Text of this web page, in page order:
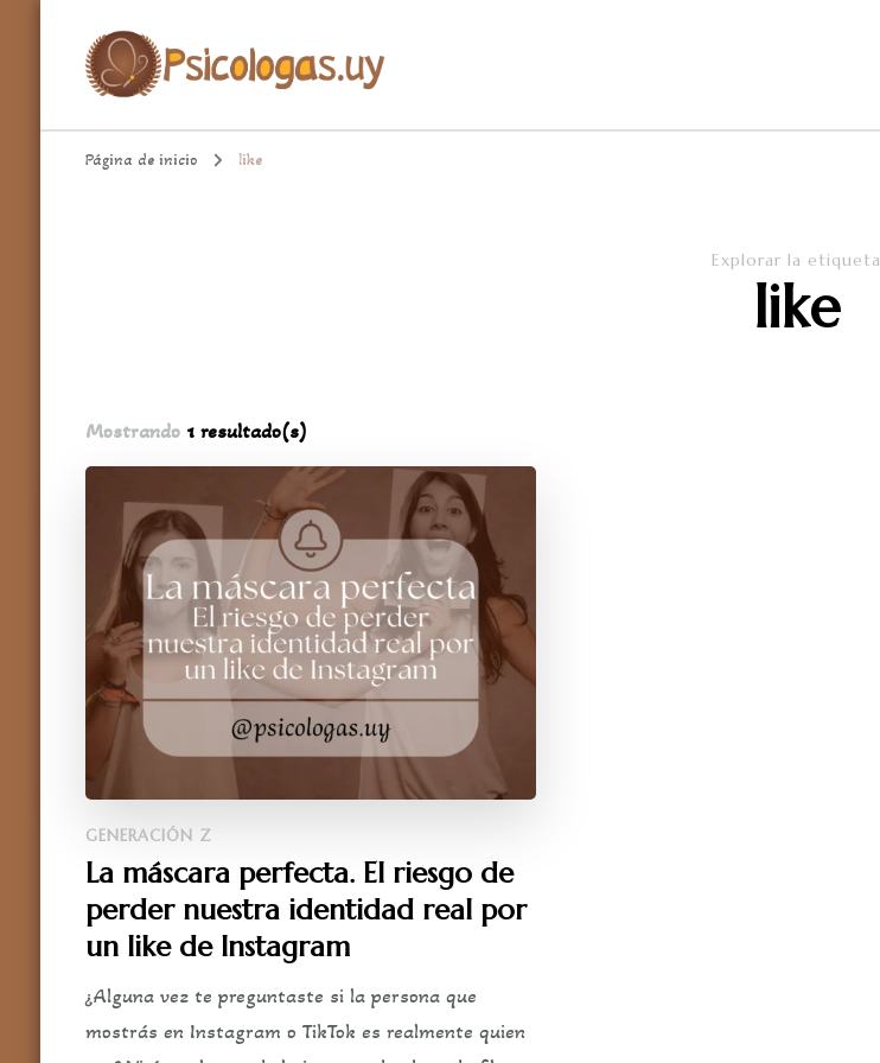
Psicologa.uy
Página de inicio like
Explorar la etiqueta
like
Mostrando 1 resultado(s)
GENERACIÓN Z
La máscara perfecta. El riesgo de
perder nuestra identidad real por
un like de Instagram
¿Alguna vez te preguntaste si la persona que
mostrás en Instagram o TikTok es realmente quien